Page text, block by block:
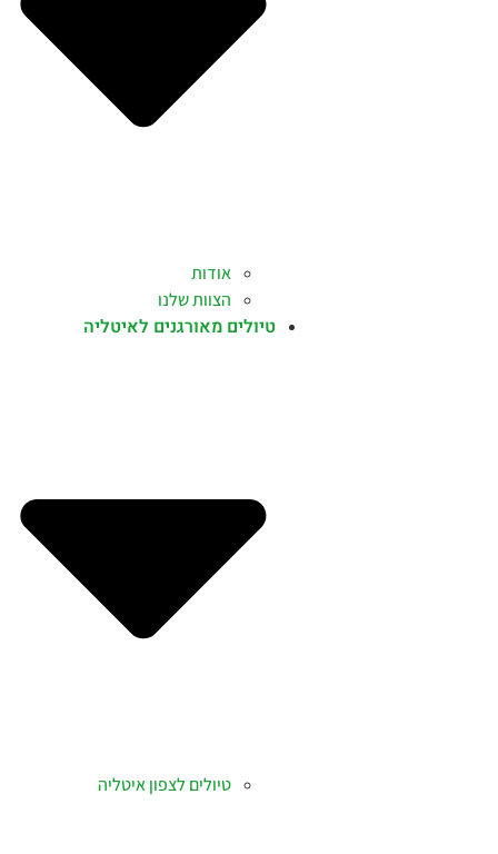
אודות
הצוות שלנו
טיולים מאורגנים לאיטליה
טיולים לצפון איטליה